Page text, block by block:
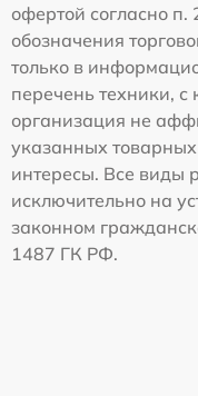
офертой согласно
обозначения
только в
перечень техники,
организация не
указанных
интересы. Все виды
исключительно на
законном
1487 ГК РФ.